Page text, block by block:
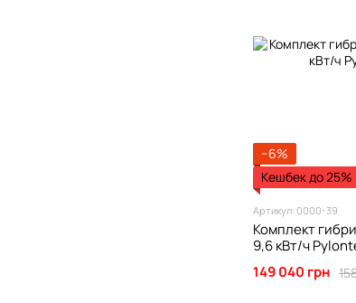
−6%
Кешбек до 25%
Артикул: 0000-39
Комплект
9,6 кВт/ч
149 040 грн